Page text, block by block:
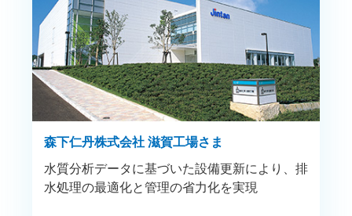
森下仁丹株式会社 滋賀工場さま
水質分析データに基づいた設備更新により、排
水処理の最適化と管理の省力化を実現